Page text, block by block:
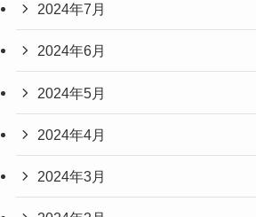
2024年7月
2024年6月
2024年5月
2024年4月
2024年3月